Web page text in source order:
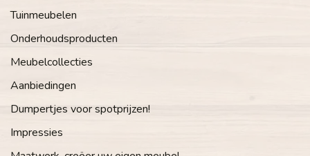
Tuinmeubelen
Onderhoudsproducten
Meubelcollecties
Aanbiedingen
Dumpertjes voor spotprijzen!
Impressies